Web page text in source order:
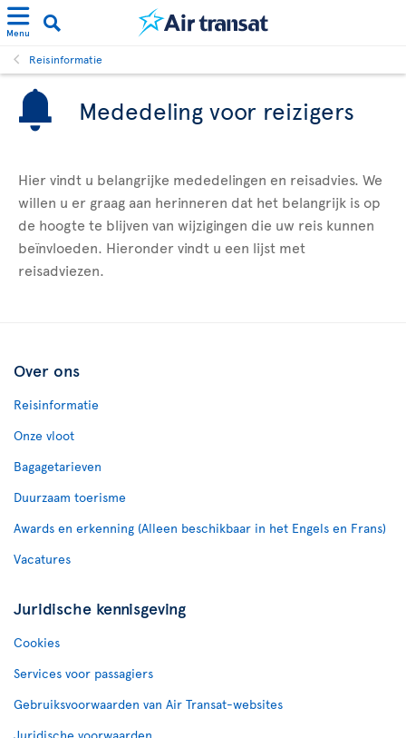
Menu
Reisinformatie
Mededeling voor reizigers
Hier vindt u belangrijke mededelingen en reisadvies. We
willen u er graag aan herinneren dat het belangrijk is op
de hoogte te blijven van wijzigingen die uw reis kunnen
beïnvloeden. Hieronder vindt u een lijst met
reisadviezen.
Over ons
Reisinformatie
Onze vloot
Bagagetarieven
Duurzaam toerisme
Awards en erkenning (Alleen beschikbaar in het Engels en Frans)
Vacatures
Juridische kennisgeving
Cookies
Services voor passagiers
Gebruiksvoorwaarden van Air Transat-websites